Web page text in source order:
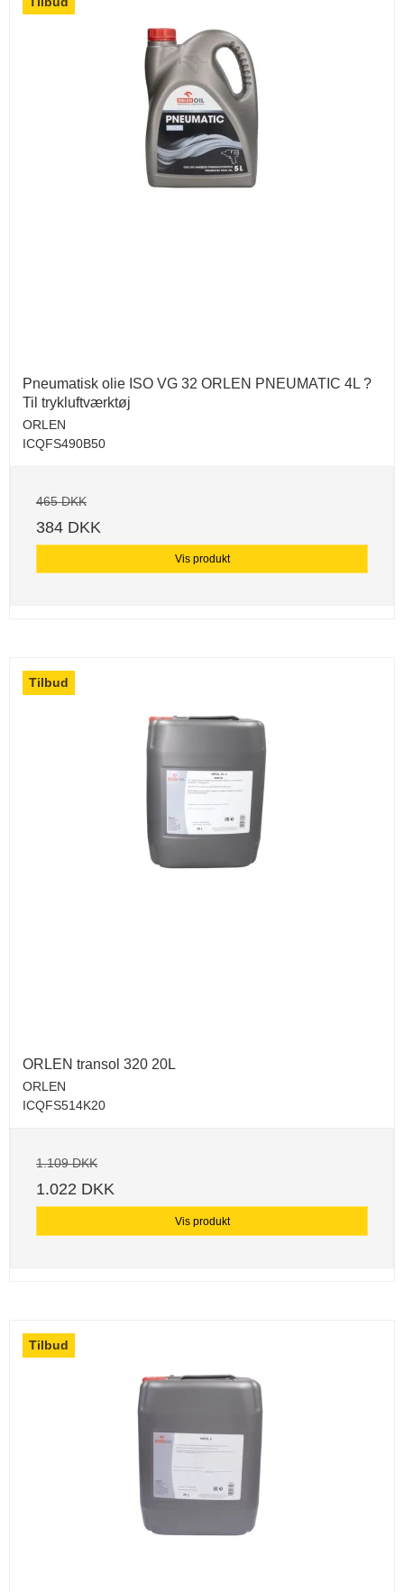
Pneumatisk olie ISO VG 32 ORLEN PNEUMATIC 4L ?
Til trykluftværktøj
ORLEN
ICQFS490B50
465 DKK
384 DKK
Vis produkt
Tilbud
ORLEN transol 320 20L
ORLEN
ICQFS514K20
1.109 DKK
1.022 DKK
Vis produkt
Tilbud